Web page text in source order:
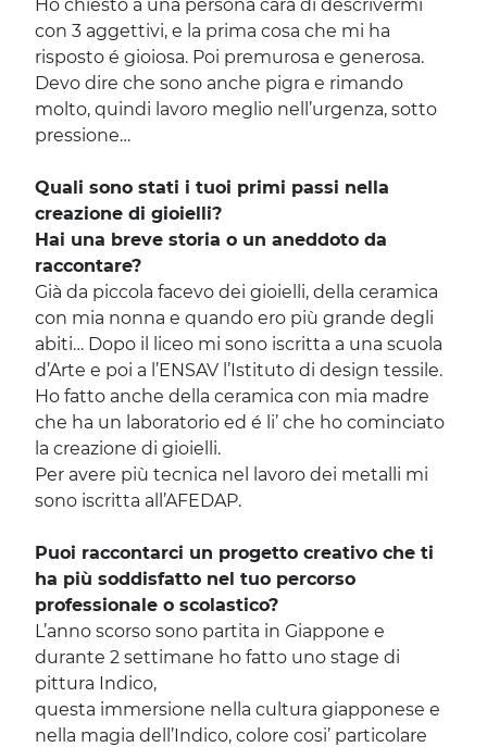
Ho chiesto a una persona cara di descrivermi
con 3 aggettivi, e la prima cosa che mi ha
risposto é gioiosa. Poi premurosa e generosa.
Devo dire che sono anche pigra e rimando
molto, quindi lavoro meglio nell’urgenza, sotto
pressione…
Quali sono stati i tuoi primi passi nella
creazione di gioielli?
Hai una breve storia o un aneddoto da
raccontare?
Già da piccola facevo dei gioielli, della ceramica
con mia nonna e quando ero più grande degli
abiti… Dopo il liceo mi sono iscritta a una scuola
d’Arte e poi a l’ENSAV l’Istituto di design tessile.
Ho fatto anche della ceramica con mia madre
che ha un laboratorio ed é li’ che ho cominciato
la creazione di gioielli.
Per avere più tecnica nel lavoro dei metalli mi
sono iscritta all’AFEDAP.
Puoi raccontarci un progetto creativo che ti
ha più soddisfatto nel tuo percorso
professionale o scolastico?
L’anno scorso sono partita in Giappone e
durante 2 settimane ho fatto uno stage di
pittura Indico,
questa immersione nella cultura giapponese e
nella magia dell’Indico, colore cosi’ particolare